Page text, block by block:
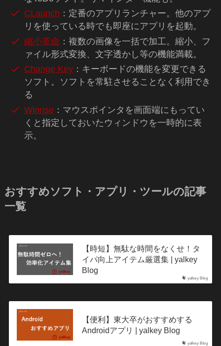
CLaunch ：定番のアプリランチャー。他のアプ
リを使っている時でも即座にアプリを起動。
縮小革命 ：複数の画像を一括で加工。縮小、フ
ァイル形式変換、文字透かし等の機能満載。
Change Key ：キーボードの機能を変更できる
ソフト。ソフトを常駐させることなく利用でき
る
Winrise ：マウスポインタを画面端にもってい
くと指定しておいたウィンドウを一時的に表
示。
おすすめソフト・アプリ・ツールの記事
一覧
yalkey Blog
【時短】無駄な時間をなくせ！タ
イパ向上アイテム厳選集 | yalkey
Blog
yalkey Blog
【便利】東大卒がおすすめする
Androidアプリ | yalkey Blog